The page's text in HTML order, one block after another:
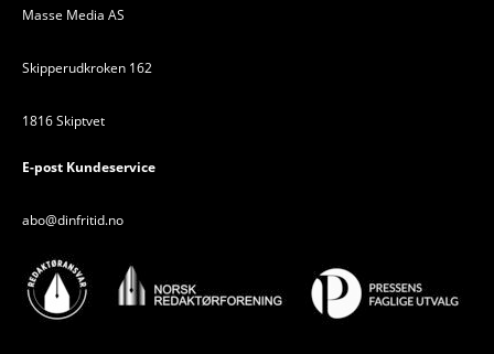
Masse Media AS
Skipperudkroken 162
1816 Skiptvet
E-post Kundeservice
abo@dinfritid.no